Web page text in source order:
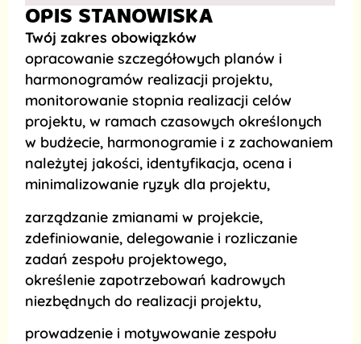
OPIS STANOWISKA
Twój zakres obowiązków
opracowanie szczegółowych planów i
harmonogramów realizacji projektu,
monitorowanie stopnia realizacji celów
projektu, w ramach czasowych określonych
w budżecie, harmonogramie i z zachowaniem
należytej jakości, identyfikacja, ocena i
minimalizowanie ryzyk dla projektu,
zarządzanie zmianami w projekcie,
zdefiniowanie, delegowanie i rozliczanie
zadań zespołu projektowego,
określenie zapotrzebowań kadrowych
niezbędnych do realizacji projektu,
prowadzenie i motywowanie zespołu